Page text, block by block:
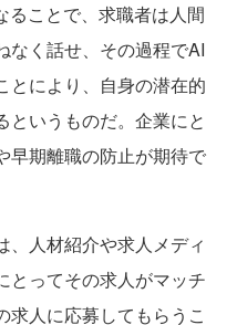
ることで、求職者は人間
なく話せ、その過程でAI
とにより、自身の潜在的
というものだ。企業にと
早期離職の防止が期待で
人材紹介や求人メディ
とってその求人がマッチ
求人に応募してもらうこ